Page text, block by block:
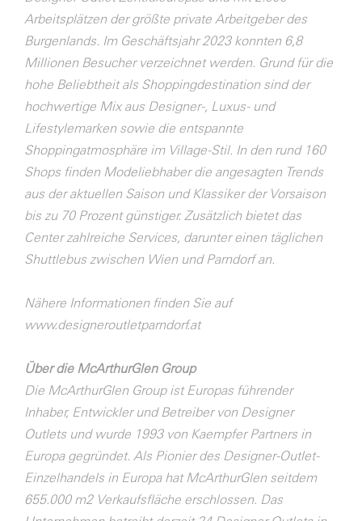
Arbeitsplätzen der größte private Arbeitgeber des
Burgenlands. Im Geschäftsjahr 2023 konnten 6,8
Millionen Besucher verzeichnet werden. Grund für die
hohe Beliebtheit als Shoppingdestination sind der
hochwertige Mix aus Designer-, Luxus- und
Lifestylemarken sowie die entspannte
Shoppingatmosphäre im Village-Stil. In den rund 160
Shops finden Modeliebhaber die angesagten Trends
aus der aktuellen Saison und Klassiker der Vorsaison
bis zu 70 Prozent günstiger. Zusätzlich bietet das
Center zahlreiche Services, darunter einen täglichen
Shuttlebus zwischen Wien und Parndorf an.
Nähere Informationen finden Sie auf
www.designeroutletparndorf.at
Über die McArthurGlen Group
Die McArthurGlen Group ist Europas führender
Inhaber, Entwickler und Betreiber von Designer
Outlets und wurde 1993 von Kaempfer Partners in
Europa gegründet. Als Pionier des Designer-Outlet-
Einzelhandels in Europa hat McArthurGlen seitdem
655.000 m2 Verkaufsfläche erschlossen. Das